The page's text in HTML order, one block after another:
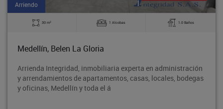
Arriendo
30 m2 1 Alcobas 1.0 Baños
Medellín, Belen La Gloria
Arrienda Integridad, inmobiliaria experta en administración
y arrendamientos de apartamentos, casas, locales, bodegas
y oficinas, Medellín y toda el á